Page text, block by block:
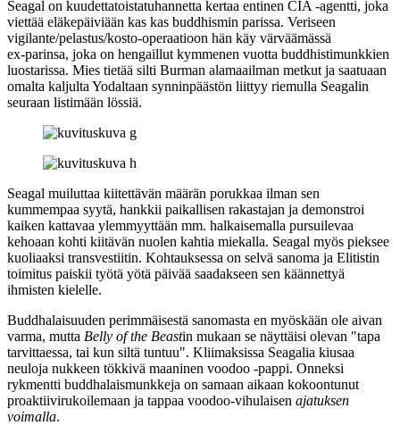
Seagal on kuudettatoistatuhannetta kertaa entinen CIA ‑agentti, joka
viettää eläkepäiviään kas kas buddhismin parissa. Veriseen
vigilante/pelastus/kosto-operaatioon hän käy värväämässä
ex‑parinsa, joka on hengaillut kymmenen vuotta buddhistimunkkien
luostarissa. Mies tietää silti Burman alamaailman metkut ja saatuaan
omalta kaljulta Yodaltaan synninpäästön liittyy riemulla Seagalin
seuraan listimään lössiä.
Seagal muiluttaa kiitettävän määrän porukkaa ilman sen
kummempaa syytä, hankkii paikallisen rakastajan ja demonstroi
kaiken kattavaa ylemmyyttään mm. halkaisemalla pursuilevaa
kehoaan kohti kiitävän nuolen kahtia miekalla. Seagal myös pieksee
kuoliaaksi transvestiitin. Kohtauksessa on selvä sanoma ja Elitistin
toimitus paiskii työtä yötä päivää saadakseen sen käännettyä
ihmisten kielelle.
Buddhalaisuuden perimmäisestä sanomasta en myöskään ole aivan
varma, mutta Belly of the Beastin mukaan se näyttäisi olevan "tapa
tarvittaessa, tai kun siltä tuntuu". Kliimaksissa Seagalia kiusaa
neuloja nukkeen tökkivä maaninen voodoo ‑pappi. Onneksi
rykmentti buddhalaismunkkeja on samaan aikaan kokoontunut
proaktiivirukoilemaan ja tappaa voodoo-vihulaisen ajatuksen
voimalla.